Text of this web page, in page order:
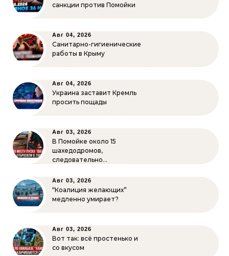
санкции против Помойки
Авг 04, 2026
Санитарно-гигиенические
работы в Крыму
Авг 04, 2026
Украина заставит Кремль
просить пощады
Авг 03, 2026
В Помойке около 15
шахедодромов,
следовательно…
Авг 03, 2026
“Коалиция желающих”
медленно умирает?
Авг 03, 2026
Вот так: всё простенько и
со вкусом